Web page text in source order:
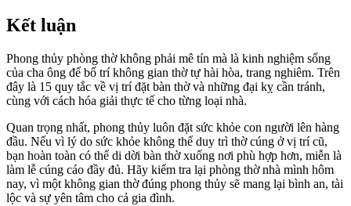
Kết luận
Phong thủy phòng thờ không phải mê tín mà là kinh nghiệm sống
của cha ông để bố trí không gian thờ tự hài hòa, trang nghiêm. Trên
đây là 15 quy tắc về vị trí đặt bàn thờ và những đại kỵ cần tránh,
cùng với cách hóa giải thực tế cho từng loại nhà.
Quan trọng nhất, phong thủy luôn đặt sức khỏe con người lên hàng
đầu. Nếu vì lý do sức khỏe không thể duy trì thờ cúng ở vị trí cũ,
bạn hoàn toàn có thể di dời bàn thờ xuống nơi phù hợp hơn, miễn là
làm lễ cúng cáo đầy đủ. Hãy kiểm tra lại phòng thờ nhà mình hôm
nay, vì một không gian thờ đúng phong thủy sẽ mang lại bình an, tài
lộc và sự yên tâm cho cả gia đình.